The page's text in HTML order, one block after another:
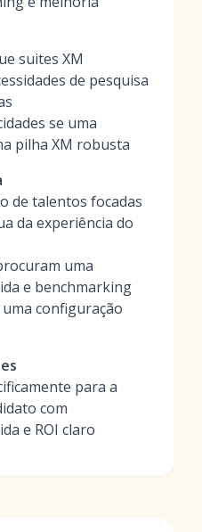
suites XM
de pesquisa
se uma
pilha XM robusta
de talentos focadas
da experiência do
uma
e benchmarking
configuração
para a
com
e ROI claro